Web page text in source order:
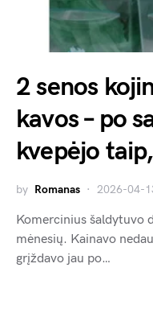
2 senos
kavos – po
kvepėjo
by Romanas 2026-04-
Komercinius šaldytuvo
mėnesių. Kainavo
grįždavo jau po…